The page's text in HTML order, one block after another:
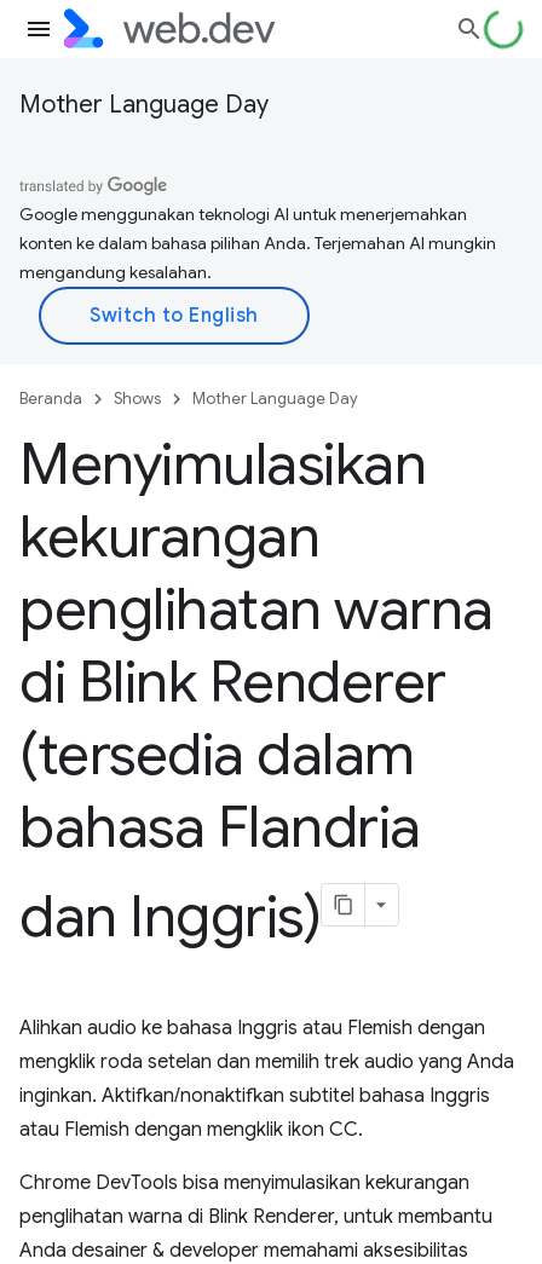
Mother Language Day
Google menggunakan teknologi AI untuk menerjemahkan
konten ke dalam bahasa pilihan Anda. Terjemahan AI mungkin
mengandung kesalahan.
Beranda Shows Mother Language Day
Menyimulasikan
kekurangan
penglihatan warna
di Blink Renderer
(tersedia dalam
bahasa Flandria
dan Inggris)
Alihkan audio ke bahasa Inggris atau Flemish dengan
mengklik roda setelan dan memilih trek audio yang Anda
inginkan. Aktifkan/nonaktifkan subtitel bahasa Inggris
atau Flemish dengan mengklik ikon CC.
Chrome DevTools bisa menyimulasikan kekurangan
penglihatan warna di Blink Renderer, untuk membantu
Anda desainer & developer memahami aksesibilitas